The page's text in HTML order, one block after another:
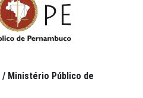
/ Ministério Público de